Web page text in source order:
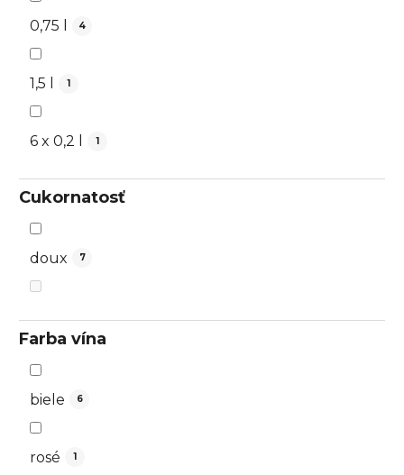
0,75 l 4
1,5 l 1
6 x 0,2 l 1
Cukornatosť
doux 7
Farba vína
biele 6
rosé 1